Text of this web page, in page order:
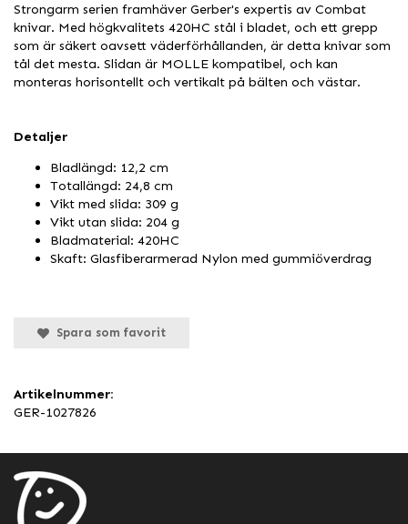
Strongarm serien framhäver Gerber's expertis av Combat
knivar. Med högkvalitets 420HC stål i bladet, och ett grepp
som är säkert oavsett väderförhållanden, är detta knivar som
tål det mesta. Slidan är MOLLE kompatibel, och kan
monteras horisontellt och vertikalt på bälten och västar.
Detaljer
Bladlängd: 12,2 cm
Totallängd: 24,8 cm
Vikt med slida: 309 g
Vikt utan slida: 204 g
Bladmaterial: 420HC
Skaft: Glasfiberarmerad Nylon med gummiöverdrag
Spara som favorit
Artikelnummer:
GER-1027826